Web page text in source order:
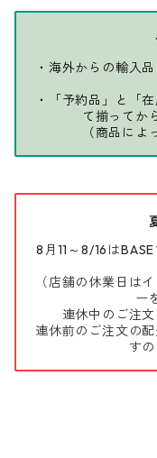
・海外からの輸入
・「予約品」と「
て揃ってか
（商品によ
8月11～8/16は
（店舗の休業日は
ー
連休中のご注
連休前のご注文の
す